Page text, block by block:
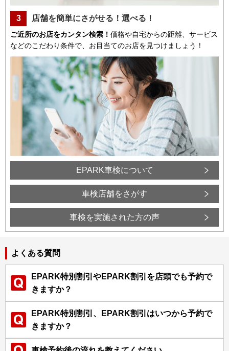
3 店舗を簡単にさがせる！選べる！
ご近所のお店をカンタン検索！ 価格や自宅からの距離、サービス
などのこだわり条件で、お目当てのお店を見つけましょう！
EPARK車検について
車検店舗をさがす
車検を実施された方の声
よくある質問
EPARK特別割引やEPARK割引を店頭でも予約で
きますか？
EPARK特別割引、EPARK割引はいつから予約で
きますか？